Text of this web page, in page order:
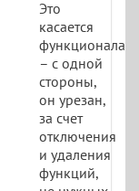
Это
касается
функционала
– с одной
стороны,
он урезан,
за счет
отключения
и удаления
функций,